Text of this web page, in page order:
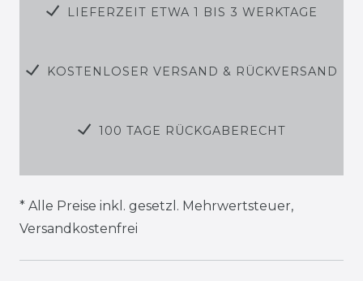
LIEFERZEIT ETWA 1 BIS 3 WERKTAGE
KOSTENLOSER VERSAND & RÜCKVERSAND
100 TAGE RÜCKGABERECHT
* Alle Preise inkl. gesetzl. Mehrwertsteuer,
Versandkostenfrei